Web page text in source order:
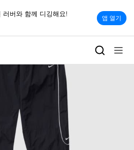
버와 함께 디깅해요!
앱 열기